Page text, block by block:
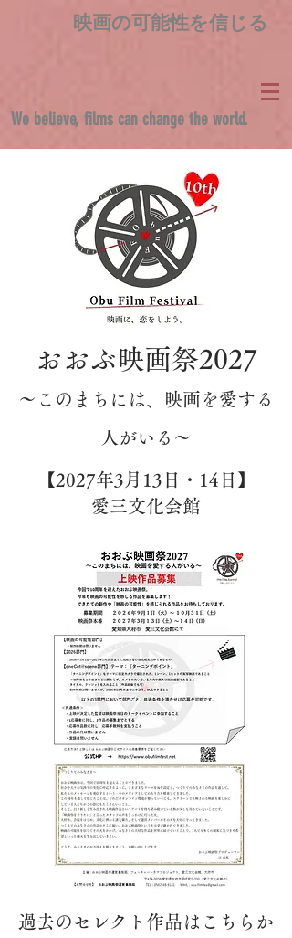
映画の可能性を信じる
We believe, films can change the world.
おおぶ映画祭2027
～このまちには、映画を愛する
人がいる～
​【2027年3月13日・14日】
​愛三文化会館
過去のセレクト作品はこちらか